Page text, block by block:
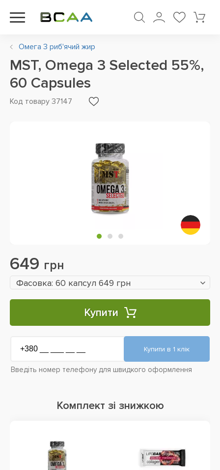
Омега 3 риб'ячий жир
MST, Omega 3 Selected 55%,
60 Capsules
Код товару 37147
649 грн
Фасовка: 60 капсул 649 грн
Купити
Введіть номер телефону для швидкого оформлення
Комплект зі знижкою